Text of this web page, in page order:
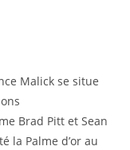
Malick se situe
Brad Pitt et Sean
la Palme d’or au